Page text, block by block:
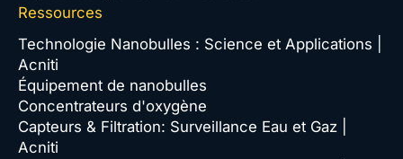
Ressources
Technologie Nanobulles : Science et Applications |
Acniti
Équipement de nanobulles
Concentrateurs d'oxygène
Capteurs & Filtration: Surveillance Eau et Gaz |
Acniti